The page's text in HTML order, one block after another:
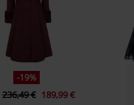
-19%
236,49 € 189,99 €